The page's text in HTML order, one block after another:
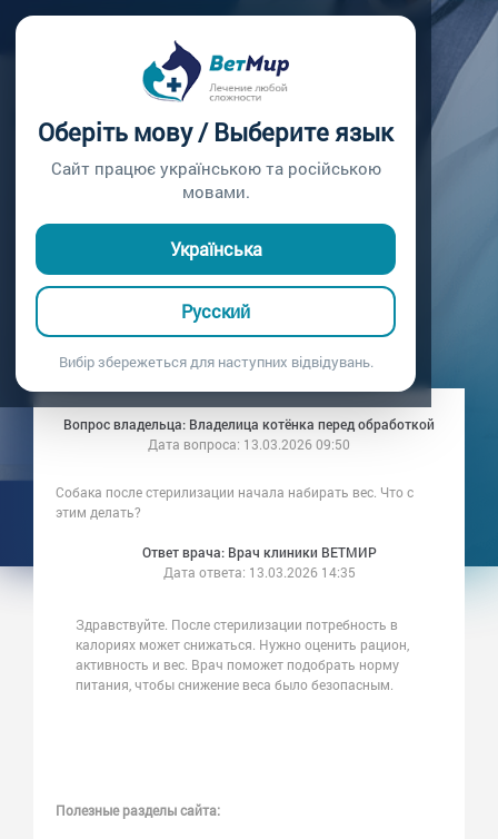
Оберіть мову / Выберите язык
Сайт працює українською та російською
мовами.
Українська
Русский
Вибір збережеться для наступних відвідувань.
Вопросы врачу /
СОБАКА НАБИРАЕТ
ВЕС ПОСЛЕ
СТЕРИЛИЗАЦИИ:
ЧТО ДЕЛАТЬ?
Вопрос владельца: Владелица котёнка перед обработкой
Дата вопроса: 13.03.2026 09:50
Собака после стерилизации начала набирать вес. Что с
этим делать?
Ответ врача: Врач клиники ВЕТМИР
Дата ответа: 13.03.2026 14:35
Здравствуйте. После стерилизации потребность в
калориях может снижаться. Нужно оценить рацион,
активность и вес. Врач поможет подобрать норму
питания, чтобы снижение веса было безопасным.
Полезные разделы сайта: